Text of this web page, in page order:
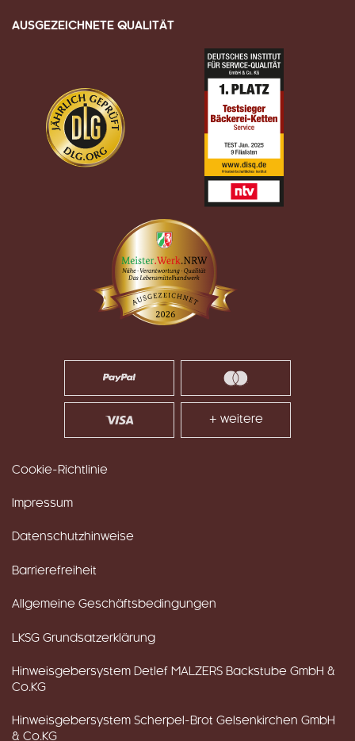
AUSGEZEICHNETE QUALITÄT
+ weitere
Cookie-Richtlinie
Impressum
Datenschutzhinweise
Barrierefreiheit
Allgemeine Geschäftsbedingungen
LKSG Grundsatzerklärung
Hinweisgebersystem Detlef MALZERS Backstube GmbH &
Co.KG
Hinweisgebersystem Scherpel-Brot Gelsenkirchen GmbH
& Co.KG